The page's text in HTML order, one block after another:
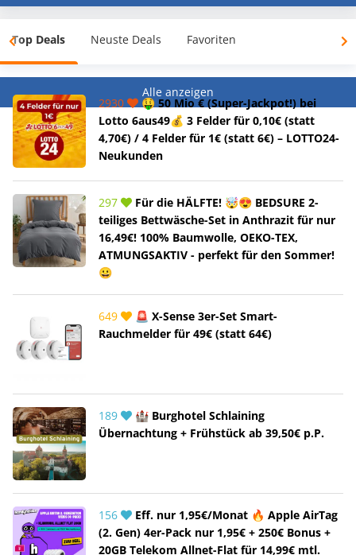
Top Deals Neuste Deals Favoriten
Alle anzeigen
2930
🤑 50 Mio € (Super-Jackpot!) bei
Lotto 6aus49💰 3 Felder für 0,10€ (statt
4,70€) / 4 Felder für 1€ (statt 6€) – LOTTO24-
Neukunden
297
Für die HÄLFTE! 🤯😍 BEDSURE 2-
teiliges Bettwäsche-Set in Anthrazit für nur
16,49€! 100% Baumwolle, OEKO-TEX,
ATMUNGSAKTIV - perfekt für den Sommer!
😀
649
🚨 X-Sense 3er-Set Smart-
Rauchmelder für 49€ (statt 64€)
189
🏰 Burghotel Schlaining
Übernachtung + Frühstück ab 39,50€ p.P.
156
Eff. nur 1,95€/Monat 🔥 Apple AirTag
(2. Gen) 4er-Pack nur 1,95€ + 250€ Bonus +
20GB Telekom Allnet-Flat für 14,99€ mtl.